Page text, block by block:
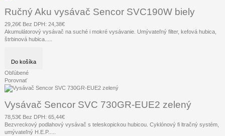
Ručný Aku vysávač Sencor SVC190W biely
29,26€ Bez DPH: 24,38€
Akumulátorový vysávač na suché i mokré vysávanie. Umývateľný filter, kefová hubica,
štrbinová hubica.....
Do košíka
Obľúbené
Porovnať
Vysávač Sencor SVC 730GR-EUE2 zelený
78,53€ Bez DPH: 65,44€
Bezvreckový podlahový vysávač s teleskopickou hubicou. Cyklónový fi ltračný systém,
umývateľný H.E.P.....